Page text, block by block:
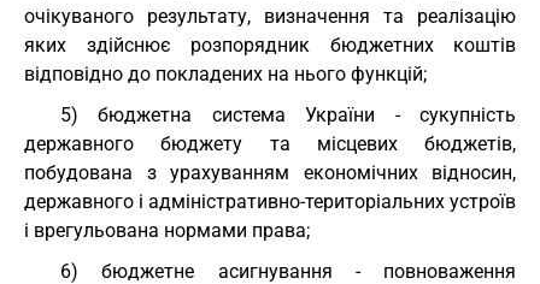
очікуваного результату, визначення та реалізацію
яких здійснює розпорядник бюджетних коштів
відповідно до покладених на нього функцій;
5) бюджетна система України - сукупність
державного бюджету та місцевих бюджетів,
побудована з урахуванням економічних відносин,
державного і адміністративно-територіальних устроїв
і врегульована нормами права;
6) бюджетне асигнування - повноваження